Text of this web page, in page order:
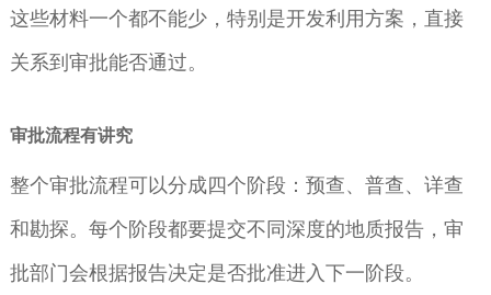
这些材料一个都不能少，特别是开发利用方案，直接
关系到审批能否通过。
审批流程有讲究
整个审批流程可以分成四个阶段：预查、普查、详查
和勘探。每个阶段都要提交不同深度的地质报告，审
批部门会根据报告决定是否批准进入下一阶段。